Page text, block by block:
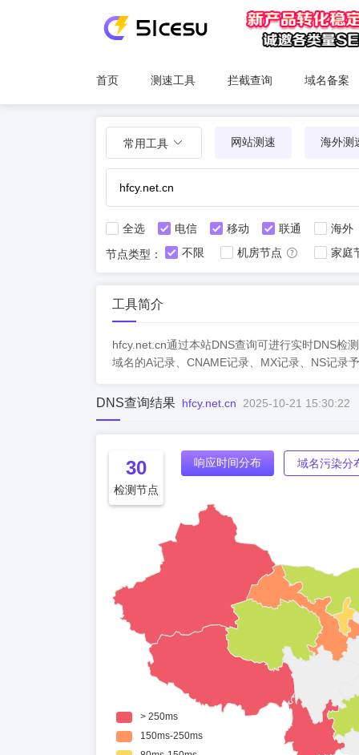
首页 测速工具 拦截查询 域名备案
常用工具 网站测速 海外测
全选 电信 移动 联通
海外
节点类型：
不限 机房节点 家庭
工具简介
hfcy.net.cn通过本站DNS查询可进行实时DNS检
域名的A记录、CNAME记录、MX记录、NS记录
DNS查询结果 hfcy.net.cn 2025-10-21 15:30:22
30
检测节点
响应时间分布 域名污染分